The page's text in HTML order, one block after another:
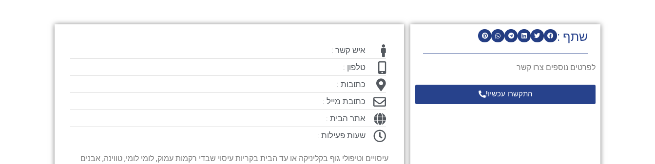
שתף :
לפרטים נוספים צרו קשר
התקשרו עכשיו!
איש קשר :
טלפון :
כתובות :
כתובת מייל :
אתר הבית :
שעות פעילות :
עיסויים וטיפולי גוף בקליניקה או עד הבית בקריות עיסוי שבדי רקמות עמוק, לומי לומי, טווינה, אבנים